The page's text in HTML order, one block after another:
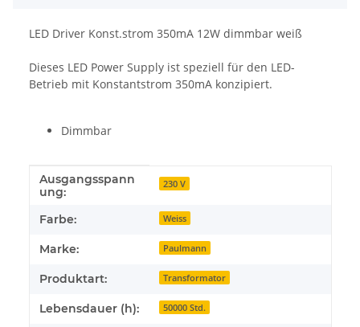
LED Driver Konst.strom 350mA 12W dimmbar weiß
Dieses LED Power Supply ist speziell für den LED-
Betrieb mit Konstantstrom 350mA konzipiert.
Dimmbar
Produkteigenschaft
Wert
Ausgangsspann
ung:
230 V
Farbe: Weiss
Marke: Paulmann
Produktart: Transformator
Lebensdauer (h): 50000 Std.